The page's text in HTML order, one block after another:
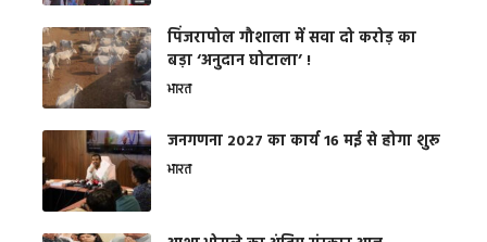
​पिंजरापोल गौशाला में सवा दो करोड़ का
बड़ा ‘अनुदान घोटाला’ !
भारत
जनगणना 2027 का कार्य 16 मई से होगा शुरू
भारत